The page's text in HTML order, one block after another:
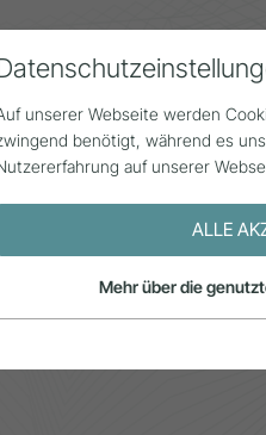
Alle Beiträge
Nachhaltigkeit
unserer Webseite werden
benötigt, während es
auf unserer
ALLE
Mehr über die